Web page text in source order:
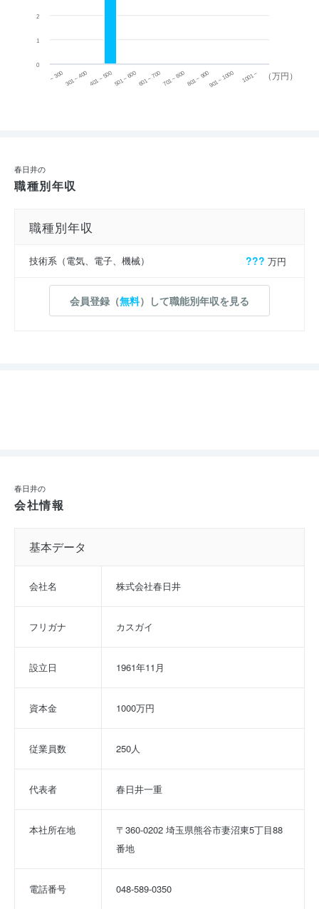
（万円）
~ 300 301 ~ 400 401 ~ 500501 ~ 600601 ~ 700701 ~ 800801 ~ 900901 ~ 1000 1001 ~
0
1
2
春日井の
職種別年収
職種別年収
技術系（電気、電子、機械） ??? 万円
会員登録（無料）して職能別年収を見る
春日井の
会社情報
基本データ
会社名 株式会社春日井
フリガナ カスガイ
設立日 1961年11月
資本金 1000万円
従業員数 250人
代表者 春日井一重
本社所在地
〒360-0202 埼玉県熊谷市妻沼東5丁目88
番地
電話番号 048-589-0350